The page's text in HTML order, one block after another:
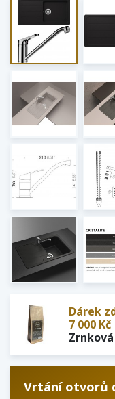
Dárek
7 000 Kč
Vrtání otvorů